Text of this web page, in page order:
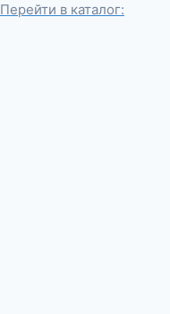
Перейти в каталог: